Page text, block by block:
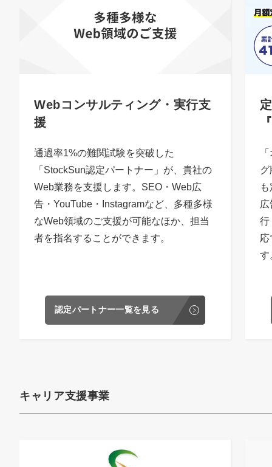
Webコンサルティング・実行支
援
通過率1%の難関試験を突破した
「StockSun認定パートナー」が、貴社の
Web業務を支援します。SEO・Web広
告・YouTube・Instagramなど、多種多様
なWeb領域のご支援が可能なほか、担当
者を指名することができます。
認定パートナー一覧を見る
グ
行
応
す
キャリア支援事業